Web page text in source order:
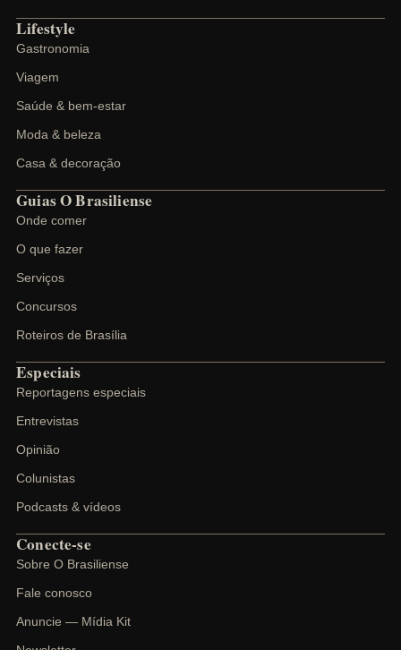
Lifestyle
Gastronomia
Viagem
Saúde & bem-estar
Moda & beleza
Casa & decoração
Guias O Brasiliense
Onde comer
O que fazer
Serviços
Concursos
Roteiros de Brasília
Especiais
Reportagens especiais
Entrevistas
Opinião
Colunistas
Podcasts & vídeos
Conecte-se
Sobre O Brasiliense
Fale conosco
Anuncie — Mídia Kit